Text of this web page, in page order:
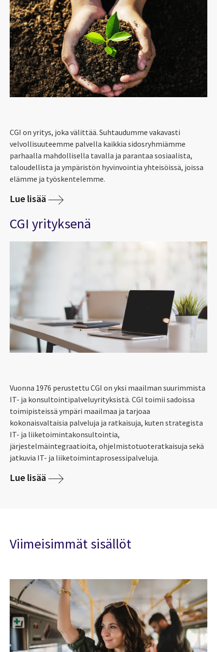
CGI on yritys, joka välittää. Suhtaudumme vakavasti
velvollisuuteemme palvella kaikkia sidosryhmiämme
parhaalla mahdollisella tavalla ja parantaa sosiaalista,
taloudellista ja ympäristön hyvinvointia yhteisöissä, joissa
elämme ja työskentelemme.
Lue lisää
CGI yrityksenä
Vuonna 1976 perustettu CGI on yksi maailman suurimmista
IT- ja konsultointipalveluyrityksistä. CGI toimii sadoissa
toimipisteissä ympäri maailmaa ja tarjoaa
kokonaisvaltaisia palveluja ja ratkaisuja, kuten strategista
IT- ja liiketoimintakonsultointia,
järjestelmäintegraatioita, ohjelmistotuoteratkaisuja sekä
jatkuvia IT- ja liiketoimintaprosessipalveluja.
Lue lisää
Viimeisimmät sisällöt